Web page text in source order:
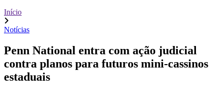
Início
Notícias
Penn National entra com ação judicial
contra planos para futuros mini-cassinos
estaduais